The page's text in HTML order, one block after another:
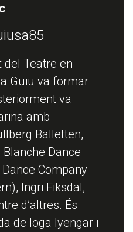
del Teatre en
Guiu va formar
va
amb
Balletten,
Blanche Dance
Company
Ingri Fiksdal,
d’altres. És
de Ioga Iyengar i